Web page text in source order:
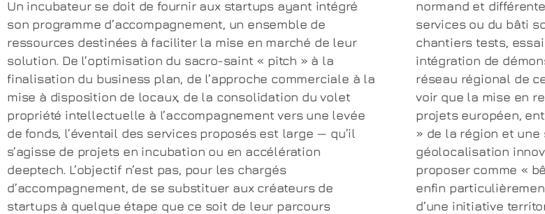
Un incubateur se doit de fournir aux startups ayant intégré
son programme d’accompagnement, un ensemble de
ressources destinées à faciliter la mise en marché de leur
solution. De l’optimisation du sacro-saint « pitch » à la
finalisation du business plan, de l’approche commerciale à la
mise à disposition de locaux, de la consolidation du volet
propriété intellectuelle à l’accompagnement vers une levée
de fonds, l’éventail des services proposés est large — qu’il
s’agisse de projets en incubation ou en accélération
deeptech. L’objectif n’est pas, pour les chargés
d’accompagnement, de se substituer aux créateurs de
startups à quelque étape que ce soit de leur parcours
normand et
services ou du bâti
chantiers tests,
intégration de
réseau régional de
voir que la mise en
projets européen,
» de la région et une
géolocalisation
proposer comme «
enfin
d’une initiative